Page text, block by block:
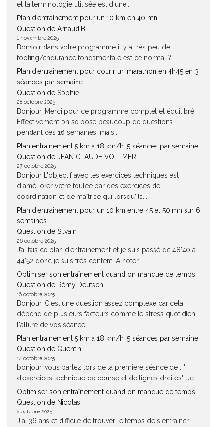
et la terminologie utilisée est d'une...
Plan d’entraînement pour un 10 km en 40 mn
Question de Arnaud.B
1 novembre 2025
Bonsoir dans votre programme il y a très peu de
footing/endurance fondamentale est ce normal ?
Plan d’entraînement pour courir un marathon en 4h45 en 3
séances par semaine
Question de Sophie
28 octobre 2025
Bonjour, Merci pour ce programme complet et équilibré.
Effectivement on se pose beaucoup de questions
pendant ces 16 semaines, mais...
Plan entrainement 5 km à 18 km/h, 5 séances par semaine
Question de JEAN CLAUDE VOLLMER
27 octobre 2025
Bonjour L'objectif avec les exercices techniques est
d'améliorer votre foulée par des exercices de
coordination et de maîtrise qui lorsqu'ils...
Plan d’entraînement pour un 10 km entre 45 et 50 mn sur 6
semaines
Question de Silvain
26 octobre 2025
J’ai fais ce plan d’entraînement et je suis passé de 48’40 à
44’52 donc je suis très content. A noter...
Optimiser son entraînement quand on manque de temps
Question de Rémy Deutsch
16 octobre 2025
Bonjour, C'est une question assez complexe car cela
dépend de plusieurs facteurs comme le stress quotidien,
l'allure de vos séance,...
Plan entrainement 5 km à 18 km/h, 5 séances par semaine
Question de Quentin
14 octobre 2025
bonjour, vous parlez lors de la premiere séance de : "
d’exercices technique de course et de lignes droites". Je...
Optimiser son entraînement quand on manque de temps
Question de Nicolas
8 octobre 2025
J'ai 36 ans et difficile de trouver le temps de s'entrainer